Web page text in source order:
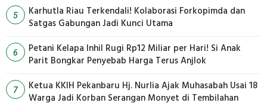
5
Karhutla Riau Terkendali! Kolaborasi Forkopimda dan
Satgas Gabungan Jadi Kunci Utama
6
Petani Kelapa Inhil Rugi Rp12 Miliar per Hari! Si Anak
Parit Bongkar Penyebab Harga Terus Anjlok
7
Ketua KKIH Pekanbaru Hj. Nurlia Ajak Muhasabah Usai 18
Warga Jadi Korban Serangan Monyet di Tembilahan